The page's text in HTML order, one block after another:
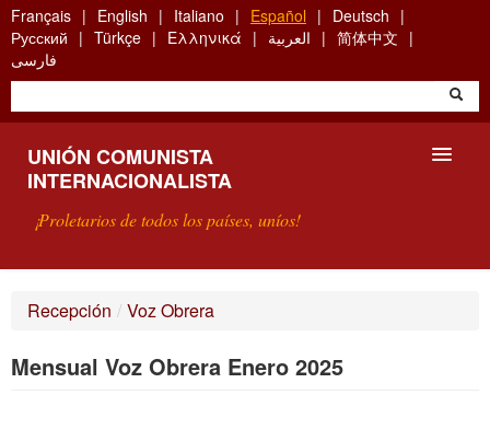
Skip
to
main
content
Français English Italiano Español
Deutsch
Русский
Türkçe Ελληνικά العربية
简体中文
فارسی
UNIÓN COMUNISTA
INTERNACIONALISTA
¡Proletarios de todos los países, uníos!
Recepción / Voz Obrera
Mensual Voz Obrera Enero 2025